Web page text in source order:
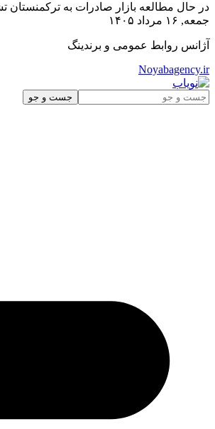
در حال مطالعه بازار صادرات به
جمعه, ۱۶ مرداد ۱۴۰۵
آژانس روابط عمومی و برندینگ
Noyabagency.ir